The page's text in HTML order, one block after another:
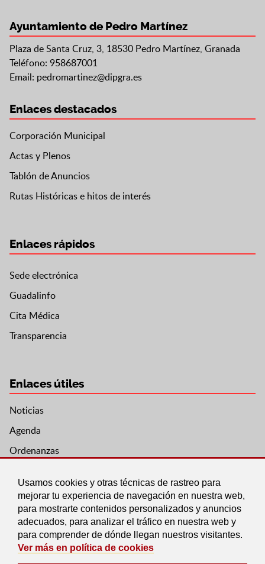
Usamos cookies y otras técnicas de rastreo para
mejorar tu experiencia de navegación en nuestra web,
para mostrarte contenidos personalizados y anuncios
adecuados, para analizar el tráfico en nuestra web y
para comprender de dónde llegan nuestros visitantes.
Ver más en política de cookies
Ayuntamiento de Pedro Martínez
Plaza de Santa Cruz, 3, 18530 Pedro Martínez, Granada
Teléfono: 958687001
Email: pedromartinez@dipgra.es
Enlaces destacados
Corporación Municipal
Actas y Plenos
Tablón de Anuncios
Rutas Históricas e hitos de interés
Enlaces rápidos
Sede electrónica
Guadalinfo
Cita Médica
Transparencia
Enlaces útiles
Noticias
Agenda
Ordenanzas